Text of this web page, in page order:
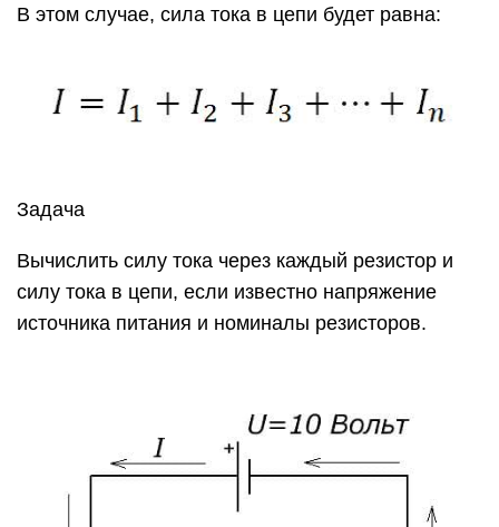
В этом случае, сила тока в цепи будет равна:
Задача
Вычислить силу тока через каждый резистор и
силу тока в цепи, если известно напряжение
источника питания и номиналы резисторов.